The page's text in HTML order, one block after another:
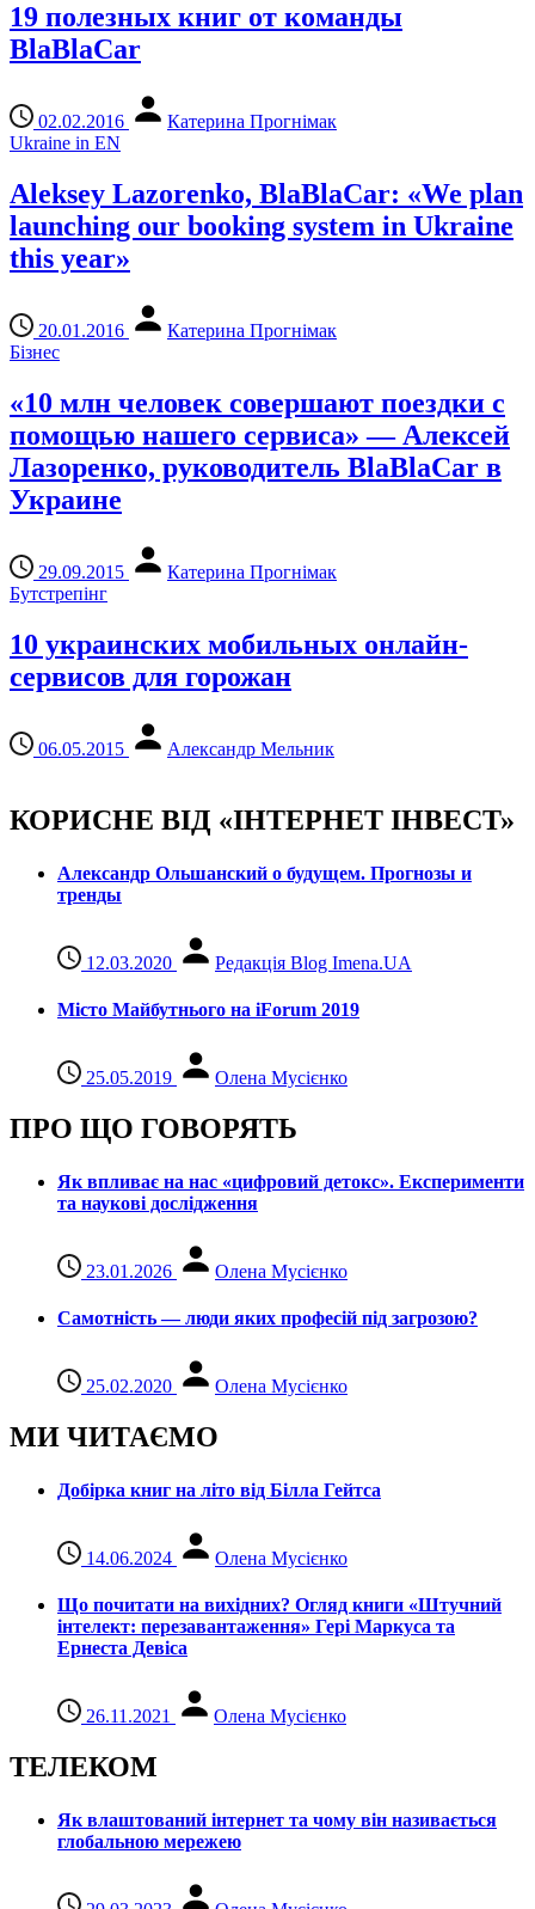
19 полезных книг от команды
BlaBlaCar
02.02.2016
Катерина Прогнімак
Ukraine in EN
Aleksey Lazorenko, BlaBlaCar: «We plan
launching our booking system in Ukraine
this year»
20.01.2016
Катерина Прогнімак
Бізнес
«10 млн человек совершают поездки с
помощью нашего сервиса» — Алексей
Лазоренко, руководитель BlaBlaCar в
Украине
29.09.2015
Катерина Прогнімак
Бутстрепінг
10 украинских мобильных онлайн-
сервисов для горожан
06.05.2015 Александр Мельник
КОРИСНЕ ВІД «ІНТЕРНЕТ ІНВЕСТ»
Александр Ольшанский о будущем. Прогнозы и
тренды
12.03.2020 Редакція Blog Imena.UA
Місто Майбутнього на iForum 2019
25.05.2019 Олена Мусієнко
ПРО ЩО ГОВОРЯТЬ
Як впливає на нас «цифровий детокс». Експерименти
та наукові дослідження
23.01.2026 Олена Мусієнко
Самотність — люди яких професій під загрозою?
25.02.2020 Олена Мусієнко
МИ ЧИТАЄМО
Добірка книг на літо від Білла Гейтса
14.06.2024 Олена Мусієнко
Що почитати на вихідних? Огляд книги «Штучний
інтелект: перезавантаження» Гері Маркуса та
Ернеста Девіса
26.11.2021 Олена Мусієнко
ТЕЛЕКОМ
Як влаштований інтернет та чому він називається
глобальною мережею